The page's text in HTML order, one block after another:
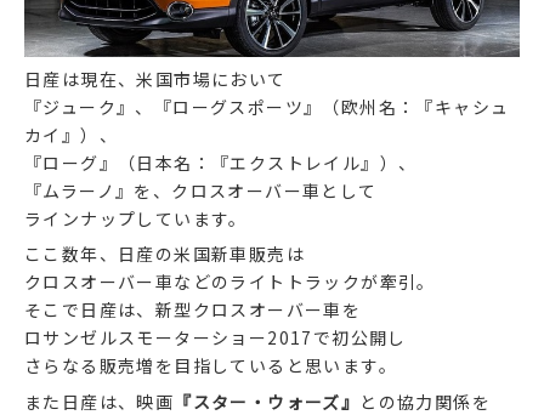
日産は現在、米国市場において
『ジューク』、『ローグスポーツ』（欧州名：『キャシュ
カイ』）、
『ローグ』（日本名：『エクストレイル』）、
『ムラーノ』を、クロスオーバー車として
ラインナップしています。
ここ数年、日産の米国新車販売は
クロスオーバー車などのライトトラックが牽引。
そこで日産は、新型クロスオーバー車を
ロサンゼルスモーターショー2017で初公開し
さらなる販売増を目指していると思います。
また日産は、映画 『スター・ウォーズ』 との協力関係を